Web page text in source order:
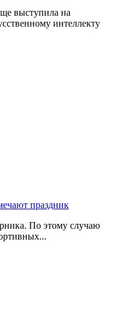
выступила на
интеллекту
праздник
По этому случаю